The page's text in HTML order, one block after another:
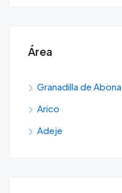
Área
Granadilla de Abona
Arico
Adeje